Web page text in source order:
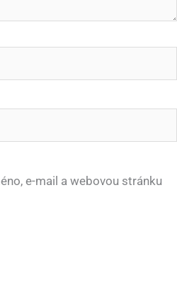
e-mail a webovou stránku